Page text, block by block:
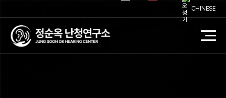
CHINESE